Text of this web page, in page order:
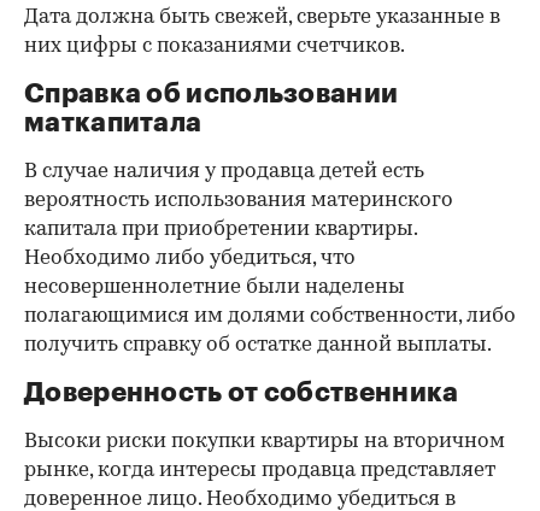
Дата должна быть свежей, сверьте указанные в
них цифры с показаниями счетчиков.
Справка об использовании
маткапитала
В случае наличия у продавца детей есть
вероятность использования материнского
капитала при приобретении квартиры.
Необходимо либо убедиться, что
несовершеннолетние были наделены
полагающимися им долями собственности, либо
получить справку об остатке данной выплаты.
Доверенность от собственника
Высоки риски покупки квартиры на вторичном
рынке, когда интересы продавца представляет
доверенное лицо. Необходимо убедиться в